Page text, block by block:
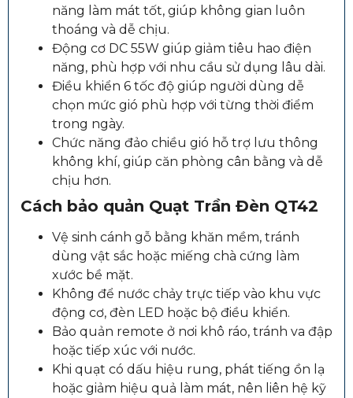
năng làm mát tốt, giúp không gian luôn
thoáng và dễ chịu.
Động cơ DC 55W giúp giảm tiêu hao điện
năng, phù hợp với nhu cầu sử dụng lâu dài.
Điều khiển 6 tốc độ giúp người dùng dễ
chọn mức gió phù hợp với từng thời điểm
trong ngày.
Chức năng đảo chiều gió hỗ trợ lưu thông
không khí, giúp căn phòng cân bằng và dễ
chịu hơn.
Cách bảo quản Quạt Trần Đèn QT42
Vệ sinh cánh gỗ bằng khăn mềm, tránh
dùng vật sắc hoặc miếng chà cứng làm
xước bề mặt.
Không để nước chảy trực tiếp vào khu vực
động cơ, đèn LED hoặc bộ điều khiển.
Bảo quản remote ở nơi khô ráo, tránh va đập
hoặc tiếp xúc với nước.
Khi quạt có dấu hiệu rung, phát tiếng ồn lạ
hoặc giảm hiệu quả làm mát, nên liên hệ kỹ